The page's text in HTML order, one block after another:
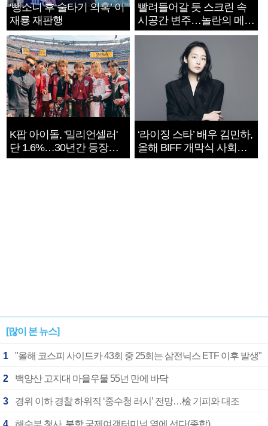
‘뺑소니 후 술타기 의혹’ 이
재룡 재판행
빨려들어갈 듯 스크린 속
시공간 변주…놀란의 메시
지는 ‘전쟁 속죄’
K팝 아이돌, '밀리언셀러'
단 1.6%…30년간 등장
1182개팀 전수조사
‘라이징 스타’ 배우 김민하,
올해 BIFF 개막식 사회자
확정
[많이 본 뉴스]
1 "올해 코스피 사이드카 43회 중 25회는 삼전닉스 ETF 이후 발생"
2 백양산 고지대 마을우물 55년 만에 바닥
3 경위 이하 경찰 하위직 ‘중수청 러시’ 전망…檢 기피와 대조
4 해수부 청사, 북항 국제여객터미널 옆에 선다(종합)